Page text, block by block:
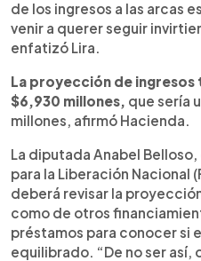
de los ingresos a las arcas
venir a querer seguir
enfatizó Lira.
La proyección de
$6,930 millones, que sería
millones, afirmó Hacienda.
La diputada Anabel
para la Liberación Nacional
deberá revisar la
como de otros
préstamos para conocer si
equilibrado. “De no ser así,